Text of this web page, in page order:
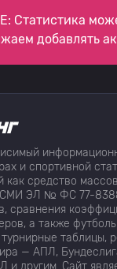
Статистика
добавлять
и спортивной
как средство
СМИ ЭЛ № ФС 77-
сравнения
а также
таблицы,
— АПЛ,
и другим. Сайт